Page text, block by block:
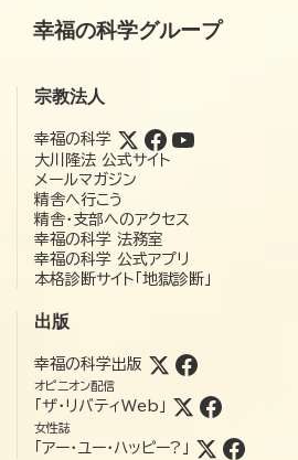
幸福の科学グループ
宗教法人
幸福の科学
大川隆法 公式サイト
メールマガジン
精舎へ行こう
精舎・支部へのアクセス
幸福の科学 法務室
幸福の科学 公式アプリ
本格診断サイト「地獄診断」
出版
幸福の科学出版
オピニオン配信
「ザ・リバティWeb」
女性誌
「アー・ユー・ハッピー?」